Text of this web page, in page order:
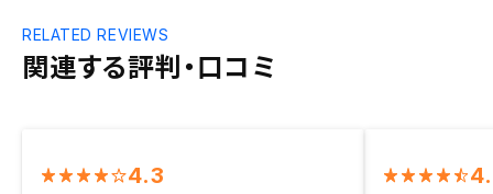
関連する評判・口コミ
RELATED REVIEWS
4.3